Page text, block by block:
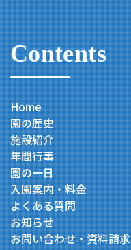
Contents
Home
園の歴史
施設紹介
年間行事
園の一日
入園案内・料金
よくある質問
お知らせ
お問い合わせ・資料請求